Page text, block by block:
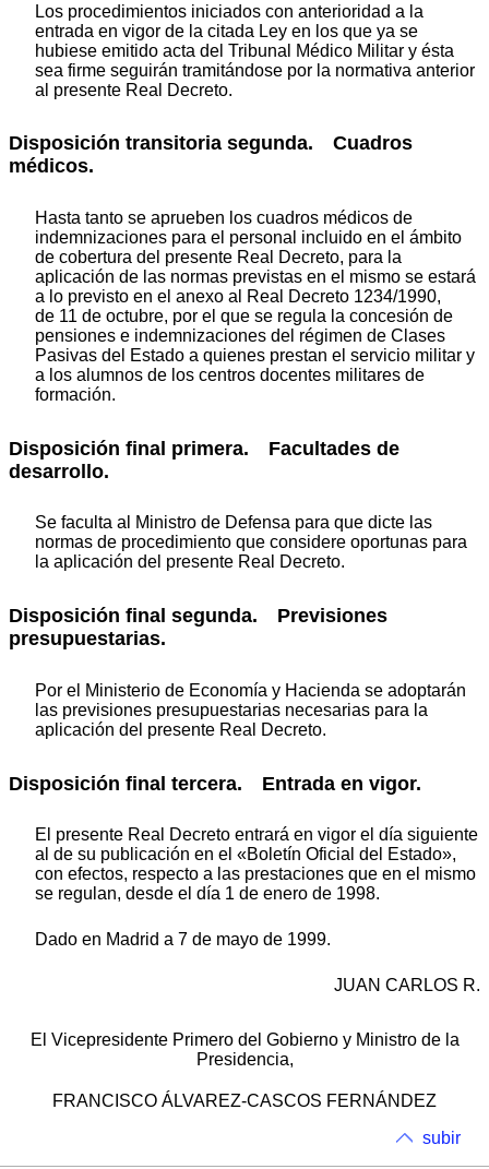
Los procedimientos iniciados con anterioridad a la
entrada en vigor de la citada Ley en los que ya se
hubiese emitido acta del Tribunal Médico Militar y ésta
sea firme seguirán tramitándose por la normativa anterior
al presente Real Decreto.
Disposición transitoria segunda. Cuadros
médicos.
Hasta tanto se aprueben los cuadros médicos de
indemnizaciones para el personal incluido en el ámbito
de cobertura del presente Real Decreto, para la
aplicación de las normas previstas en el mismo se estará
a lo previsto en el anexo al Real Decreto 1234/1990,
de 11 de octubre, por el que se regula la concesión de
pensiones e indemnizaciones del régimen de Clases
Pasivas del Estado a quienes prestan el servicio militar y
a los alumnos de los centros docentes militares de
formación.
Disposición final primera. Facultades de
desarrollo.
Se faculta al Ministro de Defensa para que dicte las
normas de procedimiento que considere oportunas para
la aplicación del presente Real Decreto.
Disposición final segunda. Previsiones
presupuestarias.
Por el Ministerio de Economía y Hacienda se adoptarán
las previsiones presupuestarias necesarias para la
aplicación del presente Real Decreto.
Disposición final tercera. Entrada en vigor.
El presente Real Decreto entrará en vigor el día siguiente
al de su publicación en el «Boletín Oficial del Estado»,
con efectos, respecto a las prestaciones que en el mismo
se regulan, desde el día 1 de enero de 1998.
Dado en Madrid a 7 de mayo de 1999.
JUAN CARLOS R.
El Vicepresidente Primero del Gobierno y Ministro de la
Presidencia,
FRANCISCO ÁLVAREZ-CASCOS FERNÁNDEZ
subir